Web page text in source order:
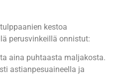
kestoa
perusvinkeillä onnistut:
aina puhtaasta maljakosta.
astianpesuaineella ja